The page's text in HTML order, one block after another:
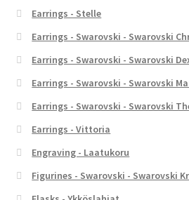
Earrings - Stelle
Earrings - Swarovski - Swarovski
Earrings - Swarovski - Swarovski
Earrings - Swarovski - Swarovski
Earrings - Swarovski - Swarovski
Earrings - Vittoria
Engraving - Laatukoru
Figurines - Swarovski - Swarovski